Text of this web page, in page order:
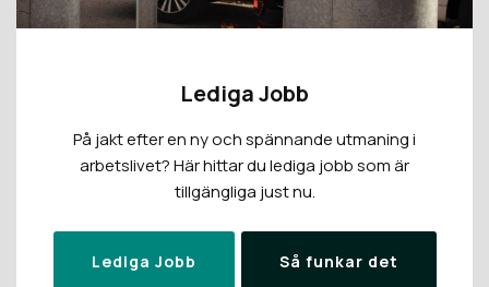
Lediga Jobb
På jakt efter en ny och spännande utmaning i
arbetslivet? Här hittar du lediga jobb som är
tillgängliga just nu.
Lediga Jobb Så funkar det